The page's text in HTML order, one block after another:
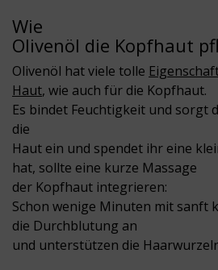
Wie
Olivenöl die Kopfhaut
Olivenöl hat viele tolle
Haut, wie auch für die Kopfhaut.
Es bindet Feuchtigkeit und
die
Haut ein und spendet ihr eine
hat, sollte eine kurze Massage
der Kopfhaut integrieren:
Schon wenige Minuten mit sanft
die Durchblutung an
und unterstützen die